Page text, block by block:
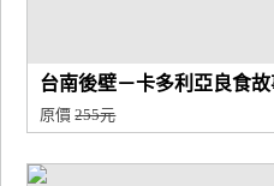
台南後壁－卡多利亞良食
原價255元